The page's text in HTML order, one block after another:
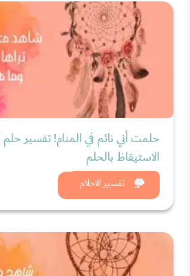
تفسير الاحلام
حلمت أني نائم في المنام! تفسير
الاستيقاظ بالحلم
شاهد الان